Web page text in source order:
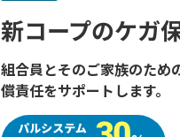
新コープのケガ
組合員とそのご家族のため
償責任をサポートします。